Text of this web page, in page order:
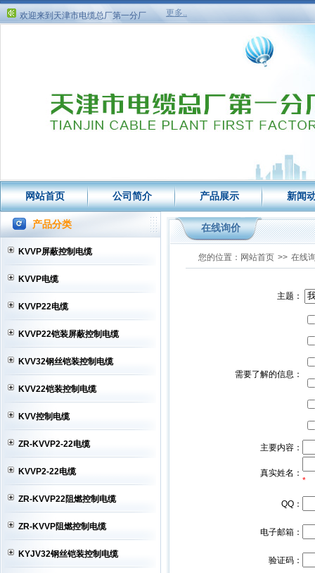
欢迎来到天津市电缆总厂第一分厂
更多..
网站首页 公司简介 产品展示 新闻
产品分类
KVVP屏蔽控制电缆
KVVP电缆
KVVP22电缆
KVVP22铠装屏蔽控制电缆
KVV32钢丝铠装控制电缆
KVV22铠装控制电缆
KVV控制电缆
ZR-KVVP2-22电缆
KVVP2-22电缆
ZR-KVVP22阻燃控制电缆
ZR-KVVP阻燃控制电缆
KYJV32钢丝铠装控制电缆
在线询价
您的位置： 网站首页 >> 在线
主题：
需要了解的信息：
主要内容：
真实姓名：
*
QQ：
电子邮箱：
验证码：